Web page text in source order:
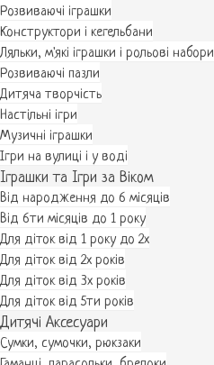
Розвиваючі іграшки
Конструктори і кегельбани
Ляльки, м'які іграшки і рольові набори
Розвиваючі пазли
Дитяча творчість
Настільні ігри
Музичні іграшки
Ігри на вулиці і у воді
Іграшки та Ігри за Віком
Від народження до 6 місяців
Від 6ти місяців до 1 року
Для діток від 1 року до 2х
Для діток від 2х років
Для діток від 3х років
Для діток від 5ти років
Дитячі Аксесуари
Сумки, сумочки, рюкзаки